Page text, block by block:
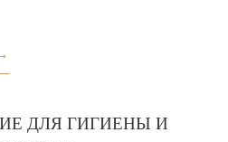
ДЛЯ ГИГИЕНЫ И